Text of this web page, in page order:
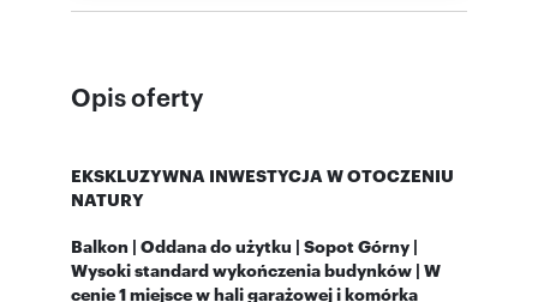
Opis oferty
EKSKLUZYWNA INWESTYCJA W OTOCZENIU
NATURY
Balkon | Oddana do użytku | Sopot Górny |
Wysoki standard wykończenia budynków | W
cenie 1 miejsce w hali garażowej i komórka